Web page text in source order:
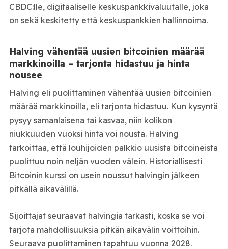
CBDC:lle, digitaaliselle keskuspankkivaluutalle, joka
on sekä keskitetty että keskuspankkien hallinnoima.
Halving vähentää uusien bitcoinien määrää
markkinoilla – tarjonta hidastuu ja hinta
nousee
Halving eli puolittaminen vähentää uusien bitcoinien
määrää markkinoilla, eli tarjonta hidastuu. Kun kysyntä
pysyy samanlaisena tai kasvaa, niin kolikon
niukkuuden vuoksi hinta voi nousta. Halving
tarkoittaa, että louhijoiden palkkio uusista bitcoineista
puolittuu noin neljän vuoden välein. Historiallisesti
Bitcoinin kurssi on usein noussut halvingin jälkeen
pitkällä aikavälillä.
Sijoittajat seuraavat halvingia tarkasti, koska se voi
tarjota mahdollisuuksia pitkän aikavälin voittoihin.
Seuraava puolittaminen tapahtuu vuonna 2028.